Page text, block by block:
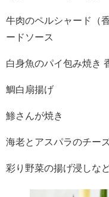
牛肉のペルシャード（
ードソース
白身魚のパイ包み焼き
鯛白扇揚げ
鯵さんが焼き
海老とアスパラのチー
彩り野菜の揚げ浸しな